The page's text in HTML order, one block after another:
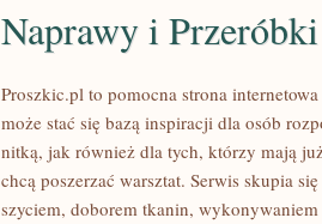
Naprawy i Przeróbki
Proszkic.pl to pomocna strona
może stać się bazą inspiracji dla osób
nitką, jak również dla tych, którzy mają
chcą poszerzać warsztat. Serwis skupia
szyciem, doborem tkanin,